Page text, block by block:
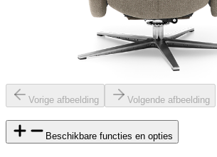
Vorige afbeelding Volgende afbeelding
Beschikbare functies en opties